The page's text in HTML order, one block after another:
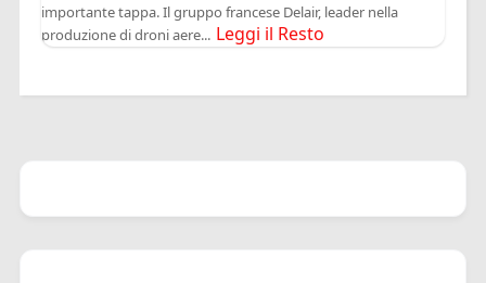
importante tappa. Il gruppo francese Delair, leader nella
produzione di droni aere... Leggi il Resto